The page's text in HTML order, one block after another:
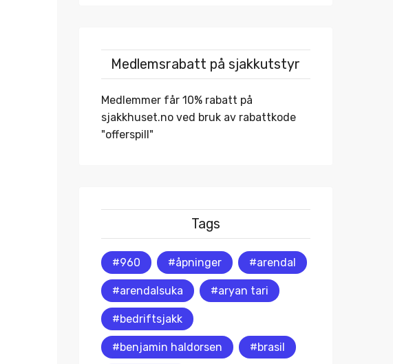
Medlemsrabatt på sjakkutstyr
Medlemmer får 10% rabatt på
sjakkhuset.no ved bruk av rabattkode
"offerspill"
Tags
#960 #åpninger #arendal
#arendalsuka #aryan tari
#bedriftsjakk
#benjamin haldorsen #brasil